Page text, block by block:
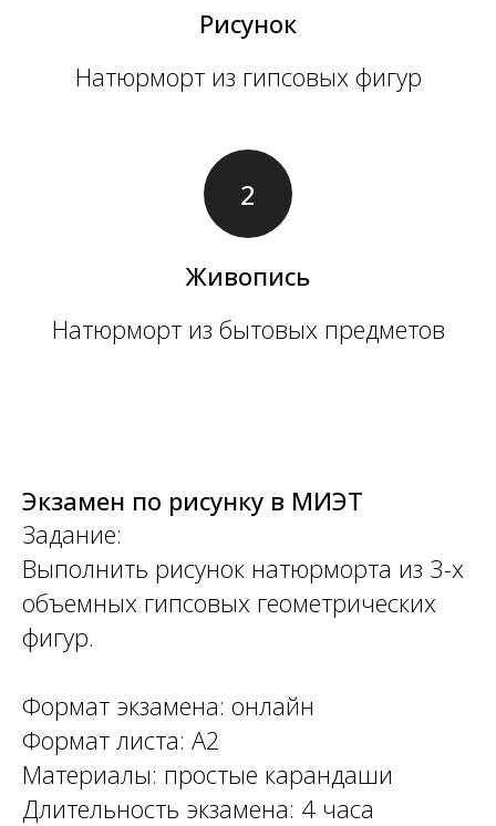
Рисунок
Натюрморт из гипсовых фигур
Живопись
Натюрморт из бытовых предметов
Экзамен по рисунку в МИЭТ
Задание:
Выполнить рисунок натюрморта из 3-х
объемных гипсовых геометрических
фигур.
Формат экзамена: онлайн
Формат листа: А2
Материалы: простые карандаши
Длительность экзамена: 4 часа